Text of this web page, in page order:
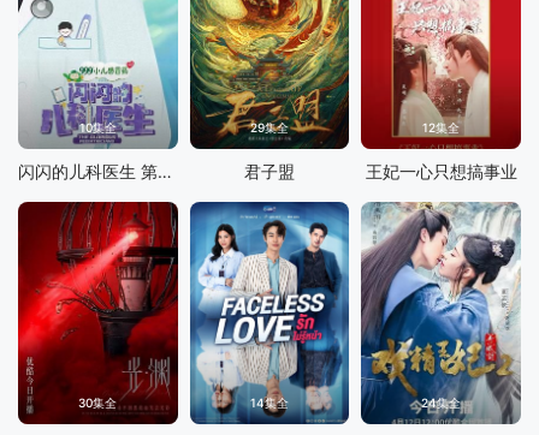
10集全
闪闪的儿科医生 第一季
29集全
君子盟
12集全
王妃一心只想搞事业
30集全 14集全 24集全